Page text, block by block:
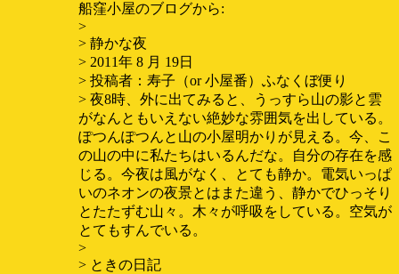
船窪小屋のブログから:
>
> 静かな夜
> 2011年 8 月 19日
> 投稿者：寿子（or 小屋番）ふなくぼ便り
> 夜8時、外に出てみると、うっすら山の影と雲
がなんともいえない絶妙な雰囲気を出している。
ぽつんぽつんと山の小屋明かりが見える。今、こ
の山の中に私たちはいるんだな。自分の存在を感
じる。今夜は風がなく、とても静か。電気いっぱ
いのネオンの夜景とはまた違う、静かでひっそり
とたたずむ山々。木々が呼吸をしている。空気が
とてもすんでいる。
>
> ときの日記